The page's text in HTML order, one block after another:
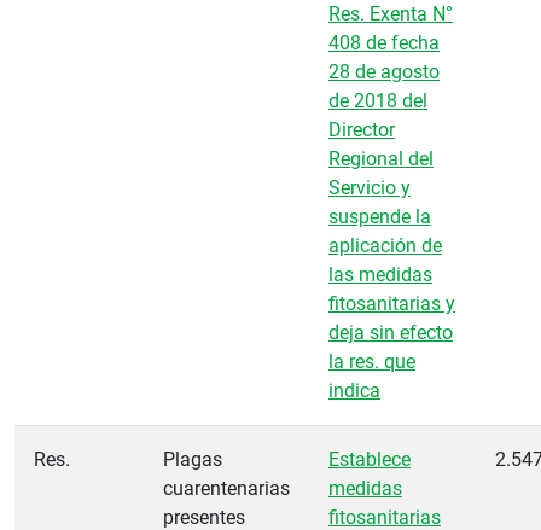
Res. Exenta N°
408 de fecha
28 de agosto
de 2018 del
Director
Regional del
Servicio y
suspende la
aplicación de
las medidas
fitosanitarias y
deja sin efecto
la res. que
indica
Res.
Plagas
cuarentenarias
presentes
Establece
medidas
fitosanitarias